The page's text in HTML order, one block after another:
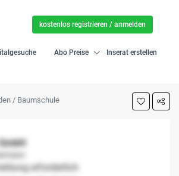
Abo Preise Inserat erstellen
kostenlos registrieren / anmelden
/ Baumschule
erforderlich